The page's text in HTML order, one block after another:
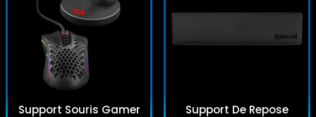
Support Souris Gamer
Support De Repose